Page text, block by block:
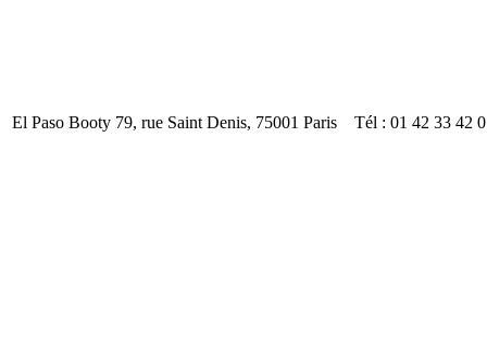
El Paso Booty 79, rue Saint Denis, 75001 Paris Tél : 01 42 33 42